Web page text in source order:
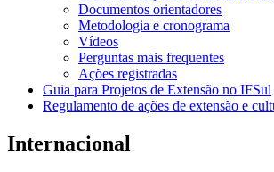
Documentos orientadores
Metodologia e cronograma
Vídeos
Perguntas mais frequentes
Ações registradas
Guia para Projetos de Extensão no IFSul
Regulamento de ações de extensão e
Internacional